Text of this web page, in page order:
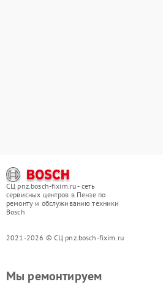
СЦ pnz.bosch-fixim.ru - сеть
сервисных центров в Пензе по
ремонту и обслуживанию техники
Bosch
2021-2026 © СЦ pnz.bosch-fixim.ru
Мы ремонтируем